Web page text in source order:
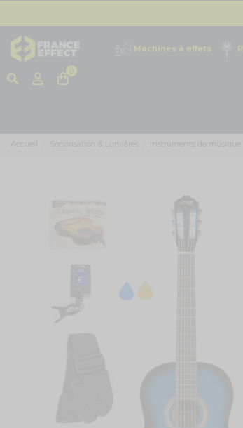
Machines à effets
Accueil Sonorisation & Lumières Instruments de musique